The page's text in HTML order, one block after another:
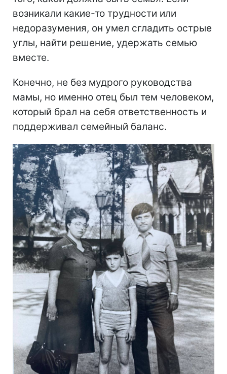
возникали какие-то трудности или
недоразумения, он умел сгладить острые
углы, найти решение, удержать семью
вместе.
Конечно, не без мудрого руководства
мамы, но именно отец был тем человеком,
который брал на себя ответственность и
поддерживал семейный баланс.